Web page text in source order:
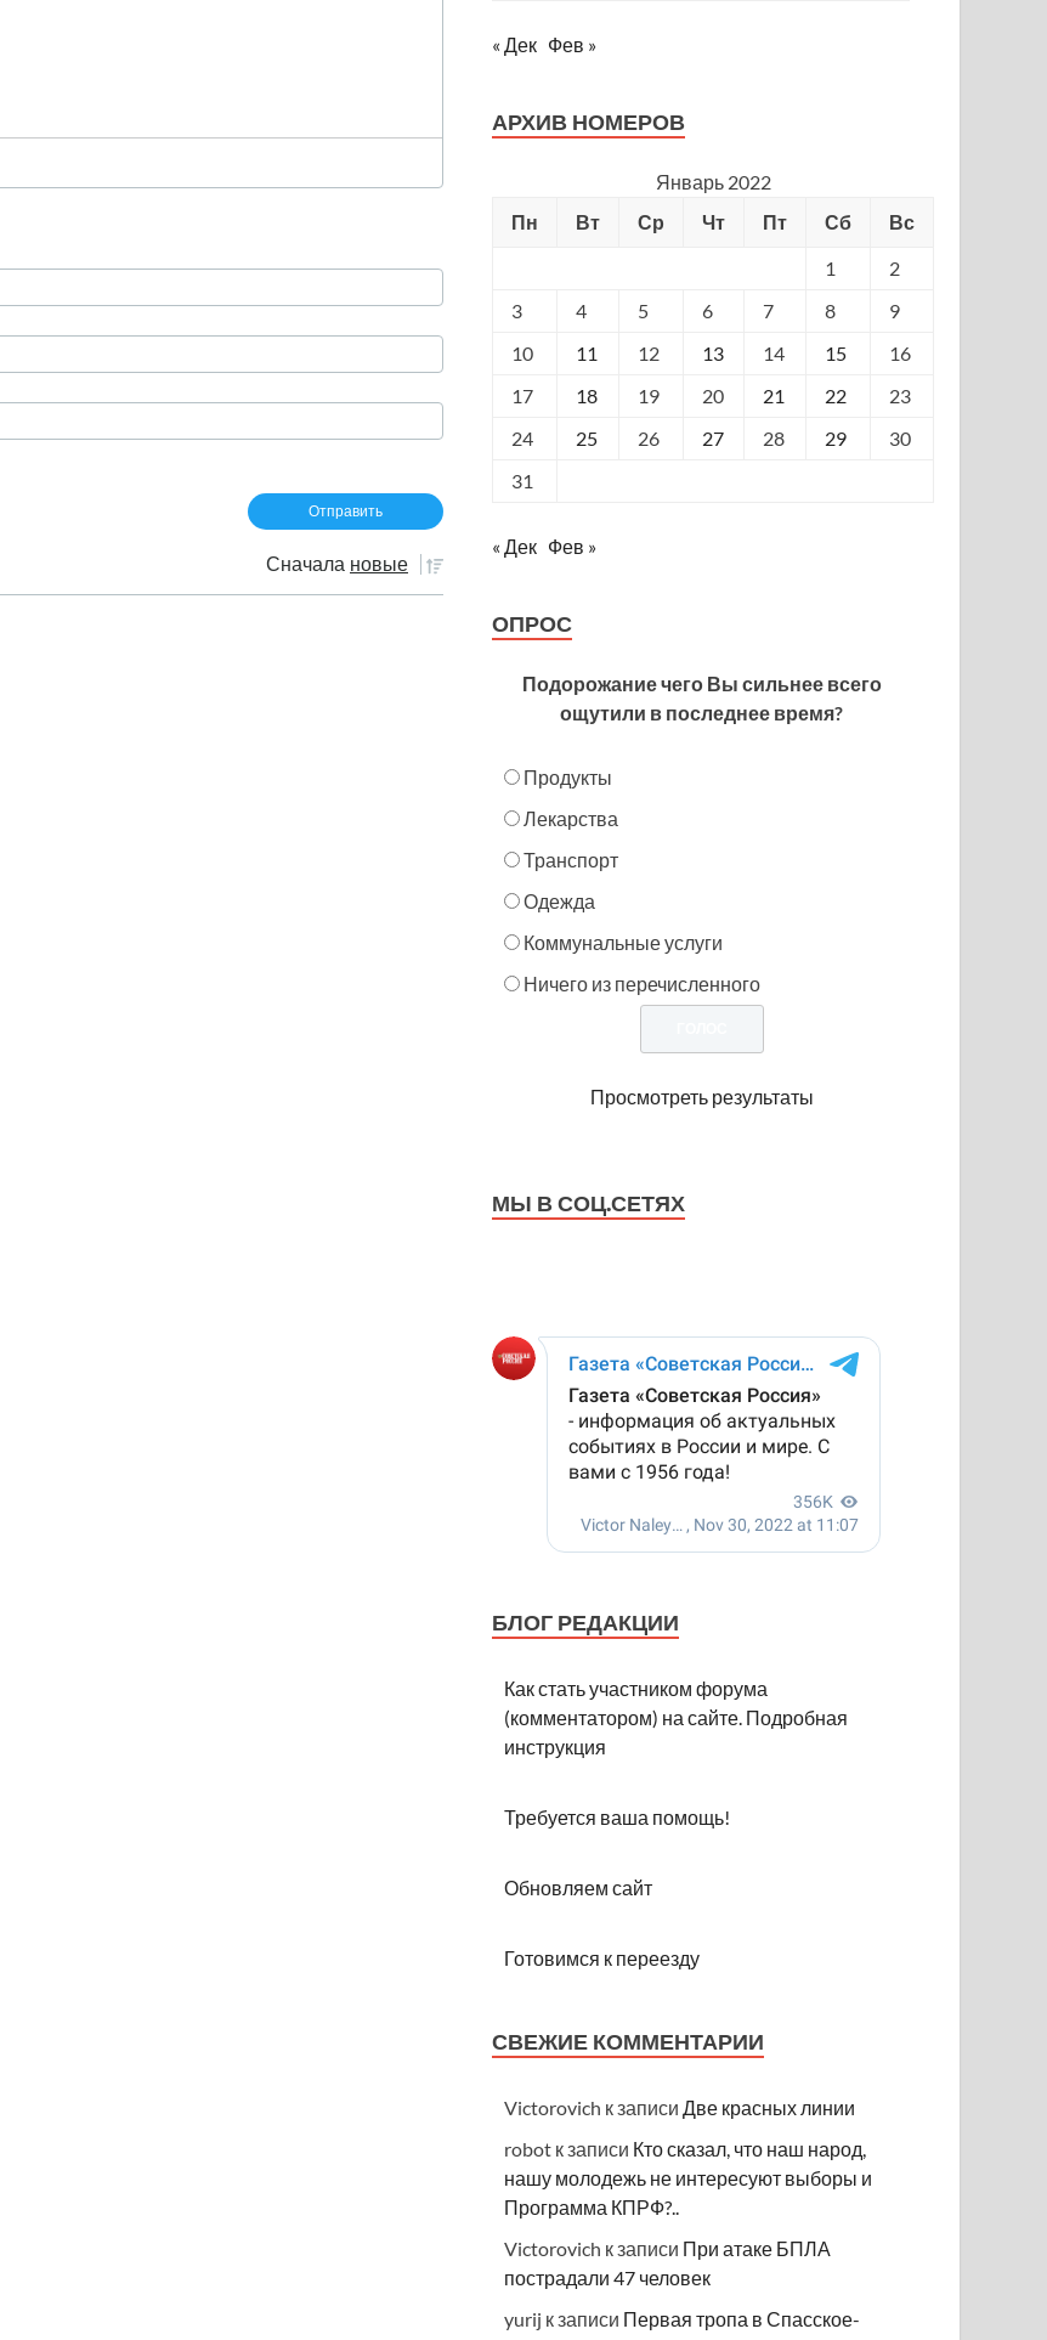
Сначала новые
« Дек Фев »
АРХИВ НОМЕРОВ
Январь 2022
Пн
Вт Ср Чт Пт Сб
Вс
1
2
3
4 5 6 7 8
9
10
11 12 13 14 15
16
17
18 19 20 21 22
23
24
25 26 27 28 29
30
31
« Дек Фев »
ОПРОС
Подорожание чего Вы сильнее всего
ощутили в последнее время?
Продукты
Лекарства
Транспорт
Одежда
Коммунальные услуги
Ничего из перечисленного
Просмотреть результаты
МЫ В СОЦ.СЕТЯХ
БЛОГ РЕДАКЦИИ
Как стать участником форума
(комментатором) на сайте. Подробная
инструкция
Требуется ваша помощь!
Обновляем сайт
Готовимся к переезду
СВЕЖИЕ КОММЕНТАРИИ
Victorovich к записи Две красных линии
robot к записи Кто сказал, что наш народ,
нашу молодежь не интересуют выборы и
Программа КПРФ?..
Victorovich к записи При атаке БПЛА
пострадали 47 человек
yurij к записи Первая тропа в Спасское-